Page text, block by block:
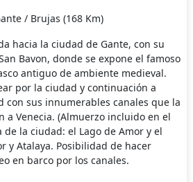
/ Brujas (168 Km)
hacia la ciudad de Gante, con su
Bavon, donde se expone el famoso
antiguo de ambiente medieval.
por la ciudad y continuación a
con sus innumerables canales que la
a Venecia. (Almuerzo incluido en el
de la ciudad: el Lago de Amor y el
y Atalaya. Posibilidad de hacer
en barco por los canales.